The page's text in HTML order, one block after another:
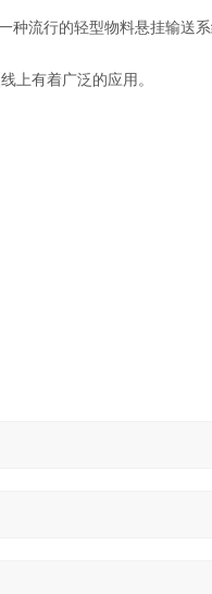
种流行的轻型物料悬挂输送
上有着广泛的应用。